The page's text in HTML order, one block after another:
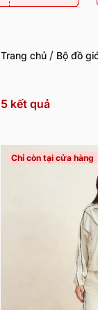
Trang chủ / Bộ đồ
5 kết quả
Chỉ còn tại cửa hàng